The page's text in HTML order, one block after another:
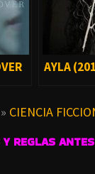
AYLA
» CIENCIA
REGLAS